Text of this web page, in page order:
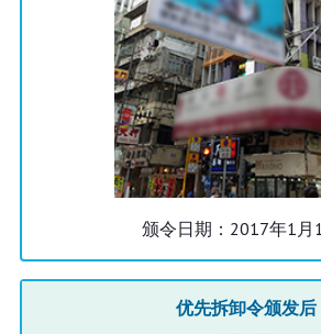
颁令日期：2017年1月
优先拆卸令颁发后